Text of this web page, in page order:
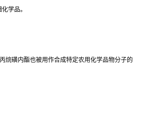
学品。
烷磺内酯也被用作合成特定农用化学品物分子的